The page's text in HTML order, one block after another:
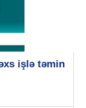
işlə təmin